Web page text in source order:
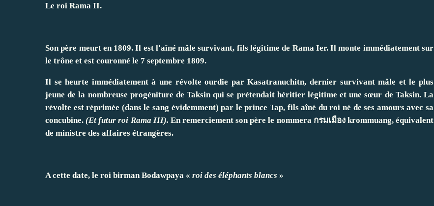
Le roi Rama II.
Son père meurt en 1809. Il est l'aîné mâle survivant, fils légitime de Rama Ier. Il monte immédiatement sur
le trône et est couronné le 7 septembre 1809.
Il se heurte immédiatement à une révolte ourdie par Kasatranuchitn, dernier survivant mâle et le plus
jeune de la nombreuse progéniture de Taksin qui se prétendait héritier légitime et une sœur de Taksin. La
révolte est réprimée (dans le sang évidemment) par le prince Tap, fils aîné du roi né de ses amours avec sa
concubine.(Et futur roi Rama III). En remerciement son père le nommera กรมเมือง krommuang, équivalent
de ministre des affaires étrangères.
A cette date, le roi birman Bodawpaya « roi des éléphants blancs »